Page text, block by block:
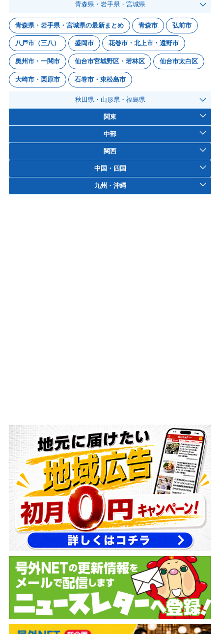
青森県・岩手県・宮城県
青森県・岩手県・宮城県の最新まとめ 青森市 弘前市
八戸市（三八） 盛岡市 花巻市・北上市・遠野市
奥州市・一関市 仙台市宮城野区・若林区 仙台市太白区
大崎市・栗原市 石巻市・東松島市
秋田県・山形県・福島県
関東
中部
関西
中国・四国
九州・沖縄